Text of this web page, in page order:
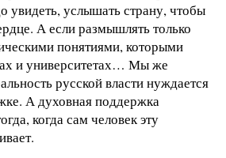
увидеть, услышать страну, чтобы
А если размышлять только
понятиями, которыми
и университетах… Мы же
русской власти нуждается
А духовная поддержка
когда сам человек эту